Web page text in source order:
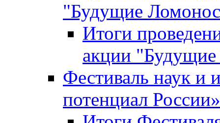
"Будущие
Итоги
акции
Фестиваль наук и
потенциал России»